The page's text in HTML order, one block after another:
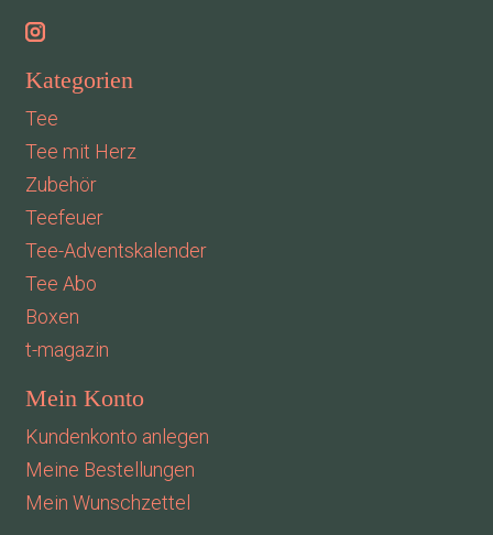
Kategorien
Tee
Tee mit Herz
Zubehör
Teefeuer
Tee-Adventskalender
Tee Abo
Boxen
t-magazin
Mein Konto
Kundenkonto anlegen
Meine Bestellungen
Mein Wunschzettel